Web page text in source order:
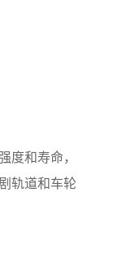
度和寿命，
轨道和车轮